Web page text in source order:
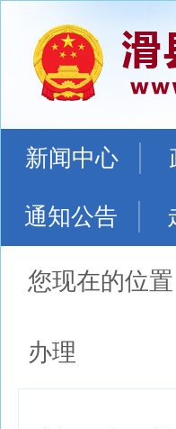
新闻中心
通知公告
您现在的位置
办理